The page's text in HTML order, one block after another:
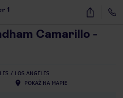
1 40
Camarillo -
LOS ANGELES
POKAŻ NA MAPIE